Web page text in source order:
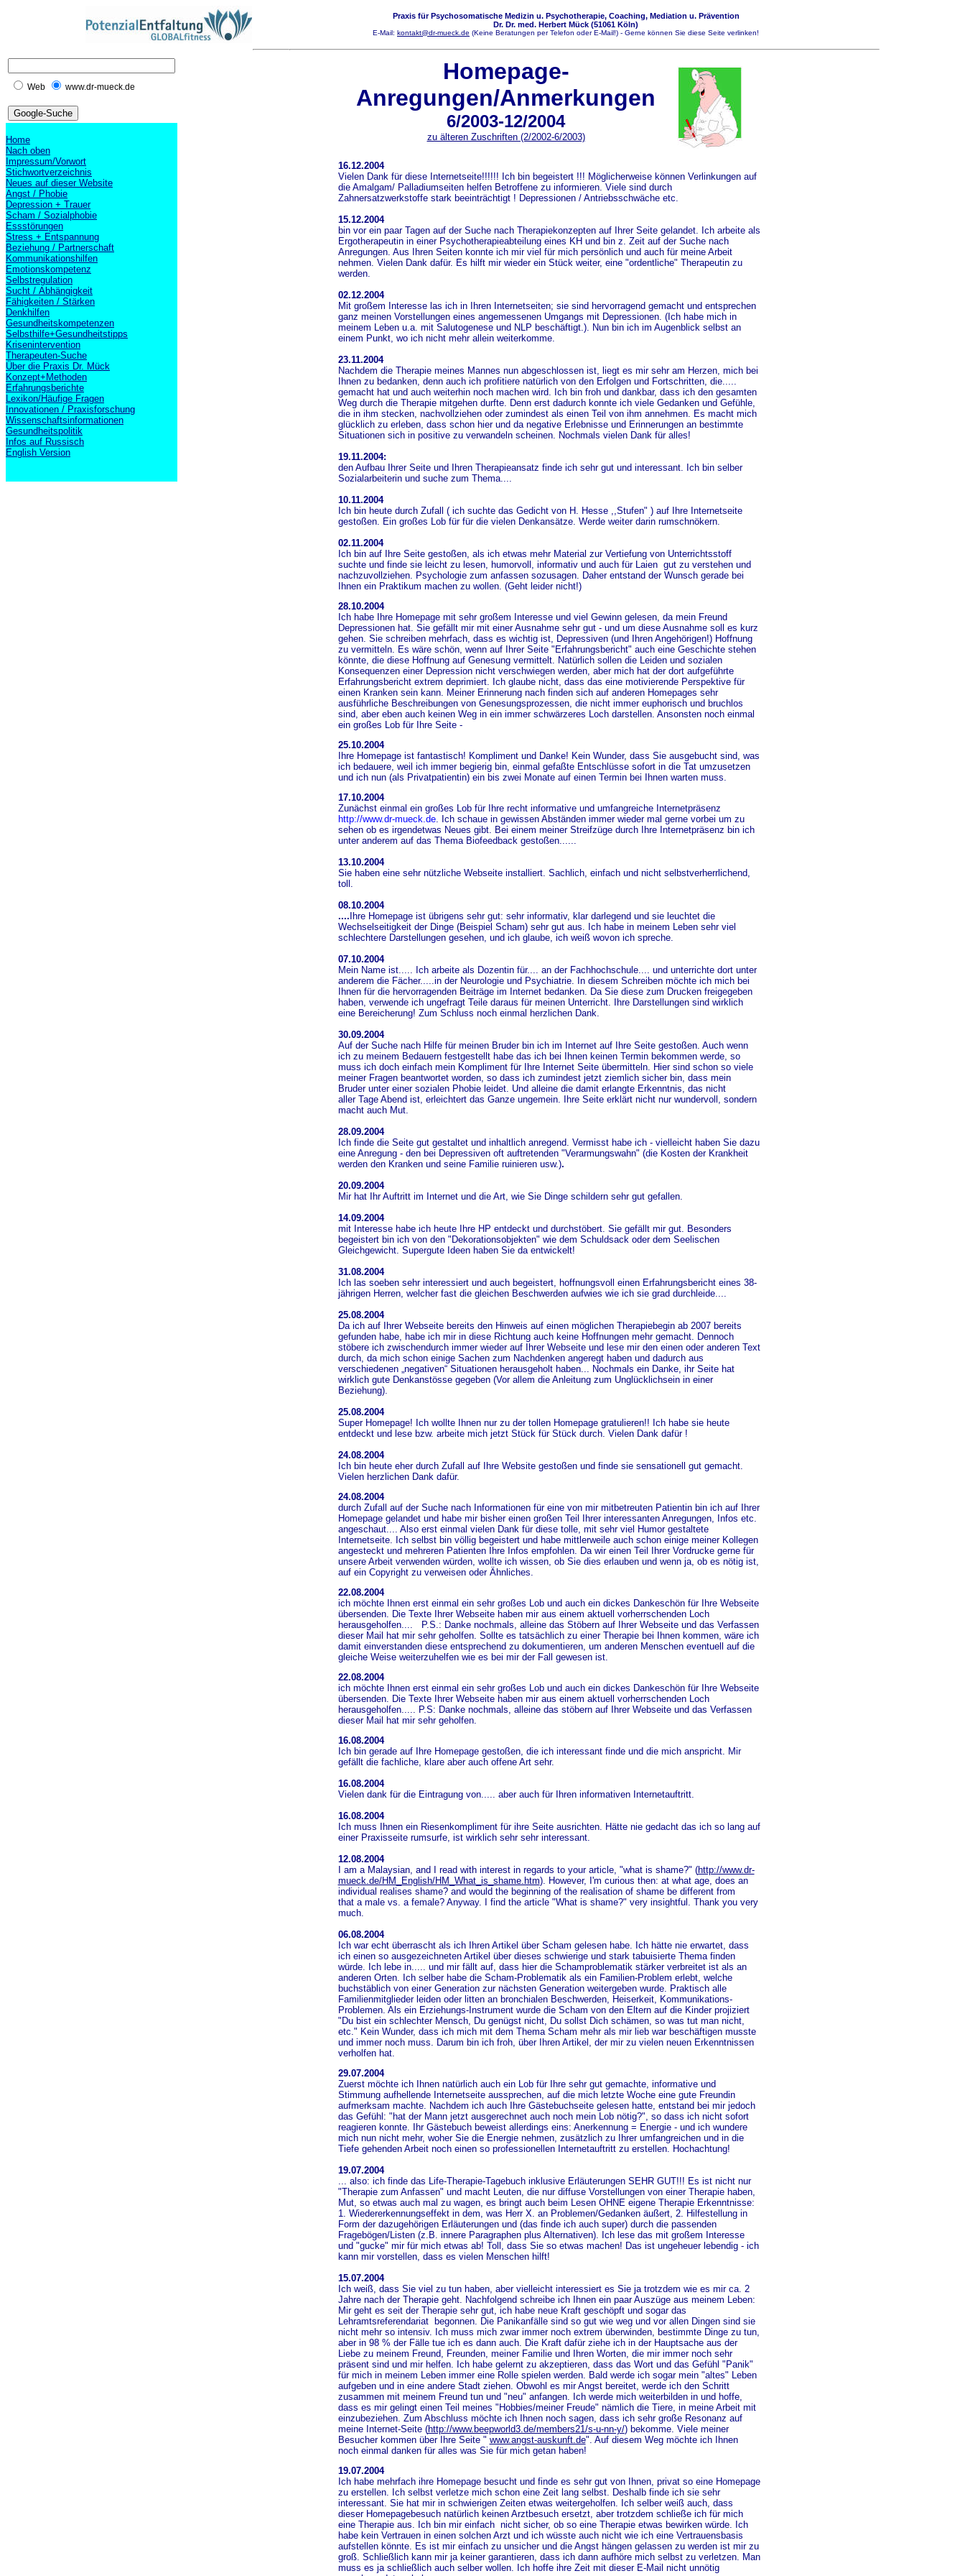
Praxis für Psychosomatische Medizin u. Psychotherapie, Coaching, Mediation u. Prävention
Dr. Dr. med. Herbert Mück (51061 Köln)
E-Mail: kontakt@dr-mueck.de (Keine Beratungen per Telefon oder E-Mail!) - Gerne können Sie diese Seite verlinken!
Web www.dr-mueck.de
Home
Nach oben
Impressum/Vorwort
Stichwortverzeichnis
Neues auf dieser Website
Angst / Phobie
Depression + Trauer
Scham / Sozialphobie
Essstörungen
Stress + Entspannung
Beziehung / Partnerschaft
Kommunikationshilfen
Emotionskompetenz
Selbstregulation
Sucht / Abhängigkeit
Fähigkeiten / Stärken
Denkhilfen
Gesundheitskompetenzen
Selbsthilfe+Gesundheitstipps
Krisenintervention
Therapeuten-Suche
Über die Praxis Dr. Mück
Konzept+Methoden
Erfahrungsberichte
Lexikon/Häufige Fragen
Innovationen / Praxisforschung
Wissenschaftsinformationen
Gesundheitspolitik
Infos auf Russisch
English Version
Homepage-
Anregungen/Anmerkungen
6/2003-12/2004
zu älteren Zuschriften (2/2002-6/2003)
16.12.2004
Vielen Dank für diese Internetseite!!!!!! Ich bin begeistert !!! Möglicherweise können Verlinkungen auf
die Amalgam/ Palladiumseiten helfen Betroffene zu informieren. Viele sind durch
Zahnersatzwerkstoffe stark beeinträchtigt ! Depressionen / Antriebsschwäche etc.
15.12.2004
bin vor ein paar Tagen auf der Suche nach Therapiekonzepten auf Ihrer Seite gelandet. Ich arbeite als
Ergotherapeutin in einer Psychotherapieabteilung eines KH und bin z. Zeit auf der Suche nach
Anregungen. Aus Ihren Seiten konnte ich mir viel für mich persönlich und auch für meine Arbeit
nehmen. Vielen Dank dafür. Es hilft mir wieder ein Stück weiter, eine "ordentliche" Therapeutin zu
werden.
02.12.2004
Mit großem Interesse las ich in Ihren Internetseiten; sie sind hervorragend gemacht und entsprechen
ganz meinen Vorstellungen eines angemessenen Umgangs mit Depressionen. (Ich habe mich in
meinem Leben u.a. mit Salutogenese und NLP beschäftigt.). Nun bin ich im Augenblick selbst an
einem Punkt, wo ich nicht mehr allein weiterkomme.
23.11.2004
Nachdem die Therapie meines Mannes nun abgeschlossen ist, liegt es mir sehr am Herzen, mich bei
Ihnen zu bedanken, denn auch ich profitiere natürlich von den Erfolgen und Fortschritten, die.....
gemacht hat und auch weiterhin noch machen wird. Ich bin froh und dankbar, dass ich den gesamten
Weg durch die Therapie mitgehen durfte. Denn erst dadurch konnte ich viele Gedanken und Gefühle,
die in ihm stecken, nachvollziehen oder zumindest als einen Teil von ihm annehmen. Es macht mich
glücklich zu erleben, dass schon hier und da negative Erlebnisse und Erinnerungen an bestimmte
Situationen sich in positive zu verwandeln scheinen. Nochmals vielen Dank für alles!
19.11.2004:
den Aufbau Ihrer Seite und Ihren Therapieansatz finde ich sehr gutund interessant. I ch bin selber
Sozialarbeiterin und suche zum Thema....
10.11.2004
Ich bin heute durch Zufall ( ich suchte das Gedicht von H. Hesse ,,Stufen" ) auf Ihre Internetseite
gestoßen. Ein großes Lob für für die vielen Denkansätze. Werde weiter darin rumschnökern.
02.11.2004
Ich bin auf Ihre Seite gestoßen, als ich etwas mehr Material zur Vertiefung von Unterrichtsstoff
suchte und finde sie leicht zu lesen, humorvoll, informativ und auch für Laien gut zu verstehen und
nachzuvollziehen. Psychologie zum anfassen sozusagen. Daher entstand der Wunsch gerade bei
Ihnen ein Praktikum machen zu wollen. (Geht leider nicht!)
28.10.2004
ch habe Ihre Homepage mit sehr großem Interesse und viel Gewinn gelesen, da mein Freund
Depressionen hat. Sie gefällt mir mit einer Ausnahme sehr gut - und um diese Ausnahme soll es kurz
gehen. Sie schreiben mehrfach, dass es wichtig ist, Depressiven (und Ihren Angehörigen!) Hoffnung
zu vermitteln. Es wäre schön, wenn auf Ihrer Seite "Erfahrungsbericht" auch eine Geschichte stehen
könnte, die diese Hoffnung auf Genesung vermittelt. Natürlich sollen die Leiden und sozialen
Konsequenzen einer Depression nicht verschwiegen werden, aber mich hat der dort aufgeführte
Erfahrungsbericht extrem deprimiert. Ich glaube nicht, dass das eine motivierende Perspektive für
einen Kranken sein kann. Meiner Erinnerung nach finden sich auf anderen Homepages sehr
ausführliche Beschreibungen von Genesungsprozessen, die nicht immer euphorisch und bruchlos
sind, aber eben auch keinen Weg in ein immer schwärzeres Loch darstellen. Ansonsten noch einmal
ein großes Lob für Ihre Seite -
25.10.2004
Ihre Homepage ist fantastisch! Kompliment und Danke! Kein Wunder, dass Sie ausgebucht sind, was
ich bedauere, weil ich immer begierig bin, einmal gefaßte Entschlüsse sofort in die Tat umzusetzen
und ich nun (als Privatpatientin) ein bis zwei Monate auf einen Termin bei Ihnen warten muss.
17.10.2004
Zunächst einmal ein großes Lob für Ihre recht informative und umfangreiche Internetpräsenz
http://www.dr-mueck.de. Ich schaue in gewissen Abständen immer wieder mal gerne vorbei um zu
sehen ob es irgendetwas Neues gibt. Bei einem meiner Streifzüge durch Ihre Internetpräsenz bin ich
unter anderem auf das Thema Biofeedback gestoßen......
13.10.2004
Sie haben eine sehr nützliche Webseite installiert. Sachlich, einfach und nicht selbstverherrlichend,
toll.
08.10.2004
.... Ihre Homepage ist übrigens sehr gut: sehr informativ, klar darlegend und sie leuchtet die
Wechselseitigkeit der Dinge (Beispiel Scham) sehr gut aus. Ich habe in meinem Leben sehr viel
schlechtere Darstellungen gesehen, und ich glaube, ich weiß wovon ich spreche.
07.10.2004
Mein Name ist..... Ich arbeite als Dozentin für.... an der Fachhochschule.... und unterrichte dort unter
anderem die Fächer.....in der Neurologie und Psychiatrie. In diesem Schreiben möchte ich mich bei
Ihnen für die hervorragenden Beiträge im Internet bedanken. Da Sie diese zum Drucken freigegeben
haben, verwende ich ungefragt Teile daraus für meinen Unterricht. Ihre Darstellungen sind wirklich
eine Bereicherung! Zum Schluss noch einmal herzlichen Dank.
30.09.2004
Auf der Suche nach Hilfe für meinen Bruder bin ich im Internet auf Ihre Seite gestoßen. Auch wenn
ich zu meinem Bedauern festgestellt habe das ich bei Ihnen keinen Termin bekommen werde, so
muss ich doch einfach mein Kompliment für Ihre Internet Seite übermitteln. Hier sind schon so viele
meiner Fragen beantwortet worden, so dass ich zumindest jetzt ziemlich sicher bin, dass mein
Bruder unter einer sozialen Phobie leidet. Und alleine die damit erlangte Erkenntnis, das nicht
aller Tage Abend ist, erleichtert das Ganze ungemein. Ihre Seite erklärt nicht nur wundervoll, sondern
macht auch Mut.
28.09.2004
Ich finde die Seite gut gestaltet und inhaltlich anregend. Vermisst habe ich - vielleicht haben Sie dazu
eine Anregung - den bei Depressiven oft auftretenden "Verarmungswahn" (die Kosten der Krankheit
werden den Kranken und seine Familie ruinieren usw.).
20.09.2004
Mir hat Ihr Auftritt im Internet und die Art, wie Sie Dinge schildern sehr gut gefallen.
14.09.2004
mit Interesse habe ich heute Ihre HP entdeckt und durchstöbert. Sie gefällt mir gut. Besonders
begeistert bin ich von den "Dekorationsobjekten" wie dem Schuldsack oder dem Seelischen
Gleichgewicht. Supergute Ideen haben Sie da entwickelt!
31.08.2004
ch las soeben sehr interessiert und auch begeistert, hoffnungsvoll einen Erfahrungsbericht eines 38-
jährigen Herren, welcher fast die gleichen Beschwerden aufwies wie ich sie grad durchleide....
25.08.2004
Da ich auf Ihrer Webseite bereits den Hinweis auf einen möglichen Therapiebegin ab 2007 bereits
gefunden habe, habe ich mir in diese Richtung auch keine Hoffnungen mehr gemacht. Dennoch
stöbere ich zwischendurch immer wieder auf Ihrer Webseite und lese mir den einen oder anderen Text
durch, da mich schon einige Sachen zum Nachdenken angeregt haben und dadurch aus
verschiedenen „negativen“ Situationen herausgeholt haben... Nochmals ein Danke, ihr Seite hat
wirklich gute Denkanstösse gegeben (Vor allem die Anleitung zum Unglücklichsein in einer
Beziehung).
25.08.2004
Super Homepage! Ich wollte Ihnen nur zu der tollen Homepage gratulieren!! Ich habe sie heute
entdeckt und lese bzw. arbeite mich jetzt Stück für Stück durch. Vielen Dank dafür !
24.08.2004
Ich bin heute eher durch Zufall auf Ihre Website gestoßen und finde sie sensationell gut gemacht.
Vielen herzlichen Dank dafür.
24.08.2004
durch Zufall auf der Suche nach Informationen für eine von mir mitbetreuten Patientin bin ich auf Ihrer
Homepage gelandet und habe mir bisher einen großen Teil Ihrer interessanten Anregungen, Infos etc.
angeschaut.... Also erst einmal vielen Dank für diese tolle, mit sehr viel Humor gestaltete
Internetseite. Ich selbst bin völlig begeistert und habe mittlerweile auch schon einige meiner Kollegen
angesteckt und mehreren Patienten Ihre Infos empfohlen. Da wir einen Teil Ihrer Vordrucke gerne für
unsere Arbeit verwenden würden, wollte ich wissen, ob Sie dies erlauben und wenn ja, ob es nötig ist,
auf ein Copyright zu verweisen oder Ähnliches.
22.08.2004
ich möchte Ihnen erst einmal ein sehr großes Lob und auch ein dickes Dankeschön für Ihre Webseite
übersenden. Die Texte Ihrer Webseite haben mir aus einem aktuell vorherrschenden Loch
herausgeholfen.... P.S.: Danke nochmals, alleine das Stöbern auf Ihrer Webseite und das Verfassen
dieser Mail hat mir sehr geholfen. Sollte es tatsächlich zu einer Therapie bei Ihnen kommen, wäre ich
damit einverstanden diese entsprechend zu dokumentieren, um anderen Menschen eventuell auf die
gleiche Weise weiterzuhelfen wie es bei mir der Fall gewesen ist.
22.08.2004
ich möchte Ihnen erst einmal ein sehr großes Lob und auch ein dickes Dankeschön für Ihre Webseite
übersenden. Die Texte Ihrer Webseite haben mir aus einem aktuell vorherrschenden Loch
herausgeholfen..... P.S: Danke nochmals, alleine das stöbern auf Ihrer Webseite und das Verfassen
dieser Mail hat mir sehr geholfen.
16.08.2004
Ich bin gerade auf Ihre Homepage gestoßen, die ich interessant finde und die mich anspricht. Mir
gefällt die fachliche, klare aber auch offene Art sehr.
16.08.2004
Vielen dank für die Eintragung von..... aber auch für Ihren informativen Internetauftritt.
16.08.2004
Ich muss Ihnen ein Riesenkompliment für ihre Seite ausrichten. Hätte nie gedacht das ich so lang auf
einer Praxisseite rumsurfe, ist wirklich sehr sehr interessant.
12.08.2004
I am a Malaysian, and I read with interest in regards to your article, "what is shame?" (http://www.dr-
mueck.de/HM_English/HM_What_is_shame.htm). However, I'm curious then: at what age, does an
individual realises shame? and would the beginning of the realisation of shame be different from
that a male vs. a female? Anyway. I find the article "What is shame?" very insightful. Thank you very
much.
06.08.2004
Ich war echt überrascht als ich Ihren Artikel über Scham gelesen habe. Ich hätte nie erwartet, dass
ich einen so ausgezeichneten Artikel über dieses schwierige und stark tabuisierte Thema finden
würde. Ich lebe in..... und mir fällt auf, dass hier die Schamproblematik stärker verbreitet ist als an
anderen Orten. Ich selber habe die Scham-Problematik als ein Familien-Problem erlebt, welche
buchstäblich von einer Generation zur nächsten Generation weitergeben wurde. Praktisch alle
Familienmitglieder leiden oder litten an bronchialen Beschwerden, Heiserkeit, Kommunikations-
Problemen. Als ein Erziehungs-Instrument wurde die Scham von den Eltern auf die Kinder projiziert
"Du bist ein schlechter Mensch, Du genügst nicht, Du sollst Dich schämen, so was tut man nicht,
etc." Kein Wunder, dass ich mich mit dem Thema Scham mehr als mir lieb war beschäftigen musste
und immer noch muss. Darum bin ich froh, über Ihren Artikel, der mir zu vielen neuen Erkenntnissen
verholfen hat.
29.07.2004
Zuerst möchte ich Ihnen natürlich auch ein Lob für Ihre sehr gut gemachte, informative und
Stimmung aufhellende Internetseite aussprechen, auf die mich letzte Woche eine gute Freundin
aufmerksam machte. Nachdem ich auch Ihre Gästebuchseite gelesen hatte, entstand bei mir jedoch
das Gefühl: "hat der Mann jetzt ausgerechnet auch noch mein Lob nötig?", so dass ich nicht sofort
reagieren konnte. Ihr Gästebuch beweist allerdings eins: Anerkennung = Energie - und ich wundere
mich nun nicht mehr, woher Sie die Energie nehmen, zusätzlich zu Ihrer umfangreichen und in die
Tiefe gehenden Arbeit noch einen so professionellen Internetauftritt zu erstellen. Hochachtung!
19.07.2004
... also: ich finde das Life-Therapie-Tagebuch inklusive Erläuterungen SEHR GUT!!! Es ist nicht nur
"Therapie zum Anfassen" und macht Leuten, die nur diffuse Vorstellungen von einer Therapie haben,
Mut, so etwas auch mal zu wagen, es bringt auch beim Lesen OHNE eigene Therapie Erkenntnisse:
1. Wiedererkennungseffekt in dem, was Herr X. an Problemen/Gedanken äußert, 2. Hilfestellung in
Form der dazugehörigen Erläuterungen und (das finde ich auch super) durch die passenden
Fragebögen/Listen (z.B. innere Paragraphen plus Alternativen). Ich lese das mit großem Interesse
und "gucke" mir für mich etwas ab! Toll, dass Sie so etwas machen! Das ist ungeheuer lebendig - ich
kann mir vorstellen, dass es vielen Menschen hilft!
15.07.2004
Ich weiß, dass Sie viel zu tun haben, aber vielleicht interessiert es Sie ja trotzdem wie es mir ca. 2
Jahre nach der Therapie geht. Nachfolgend schreibe ich Ihnen ein paar Auszüge aus meinem Leben:
Mir geht es seit der Therapie sehr gut, ich habe neue Kraft geschöpft und sogar das
Lehramtsreferendariat begonnen. Die Panikanfälle sind so gut wie weg und vor allen Dingen sind sie
nicht mehr so intensiv. Ich muss mich zwar immer noch extrem überwinden, bestimmte Dinge zu tun,
aber in 98 % der Fälle tue ich es dann auch. Die Kraft dafür ziehe ich in der Hauptsache aus der
Liebe zu meinem Freund, Freunden, meiner Familie und Ihren Worten, die mir immer noch sehr
präsent sind und mir helfen. Ich habe gelernt zu akzeptieren, dass das Wort und das Gefühl "Panik"
für mich in meinem Leben immer eine Rolle spielen werden. Bald werde ich sogar mein "altes" Leben
aufgeben und in eine andere Stadt ziehen. Obwohl es mir Angst bereitet, werde ich den Schritt
zusammen mit meinem Freund tun und "neu" anfangen. Ich werde mich weiterbilden in und hoffe,
dass es mir gelingt einen Teil meines "Hobbies/meiner Freude" nämlich die Tiere, in meine Arbeit mit
einzubeziehen. Zum Abschluss möchte ich Ihnen noch sagen, dass ich sehr große Resonanz auf
meine Internet-Seite (http://www.beepworld3.de/members21/s-u-nn-y/) bekomme. Viele meiner
Besucher kommen über Ihre Seite " www.angst-auskunft.de". Auf diesem Weg möchte ich Ihnen
noch einmal danken für alles was Sie für mich getan haben!
19.07.2004
Ich habe mehrfach ihre Homepage besucht und finde es sehr gut von Ihnen, privat so eine Homepage
zu erstellen. Ich selbst verletze mich schon eine Zeit lang selbst. Deshalb finde ich sie sehr
interessant. Sie hat mir in schwierigen Zeiten etwas weitergeholfen. Ich selber weiß auch, dass
dieser Homepagebesuch natürlich keinen Arztbesuch ersetzt, aber trotzdem schließe ich für mich
eine Therapie aus. Ich bin mir einfach nicht sicher, ob so eine Therapie etwas bewirken würde. Ich
habe kein Vertrauen in einen solchen Arzt und ich wüsste auch nicht wie ich eine Vertrauensbasis
aufstellen könnte. Es ist mir einfach zu unsicher und die Angst hängen gelassen zu werden ist mir zu
groß. Schließlich kann mir ja keiner garantieren, dass ich dann aufhöre mich selbst zu verletzen. Man
muss es ja schließlich auch selber wollen. Ich hoffe ihre Zeit mit dieser E-Mail nicht unnötig